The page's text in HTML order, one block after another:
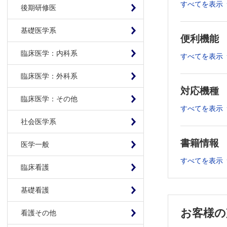
後期研修医
基礎医学系
臨床医学：内科系
臨床医学：外科系
臨床医学：その他
社会医学系
医学一般
臨床看護
基礎看護
看護その他
特集2 第26
会長からの
盛りだくさ
人生100年
渡邊 雄介
TOPIC
第24回日本
運動器看
活動しな
ゲスト：
すべてを表示
便利機能
すべてを表示
対応機種
すべてを表示
書籍情報
すべてを表示
お客様